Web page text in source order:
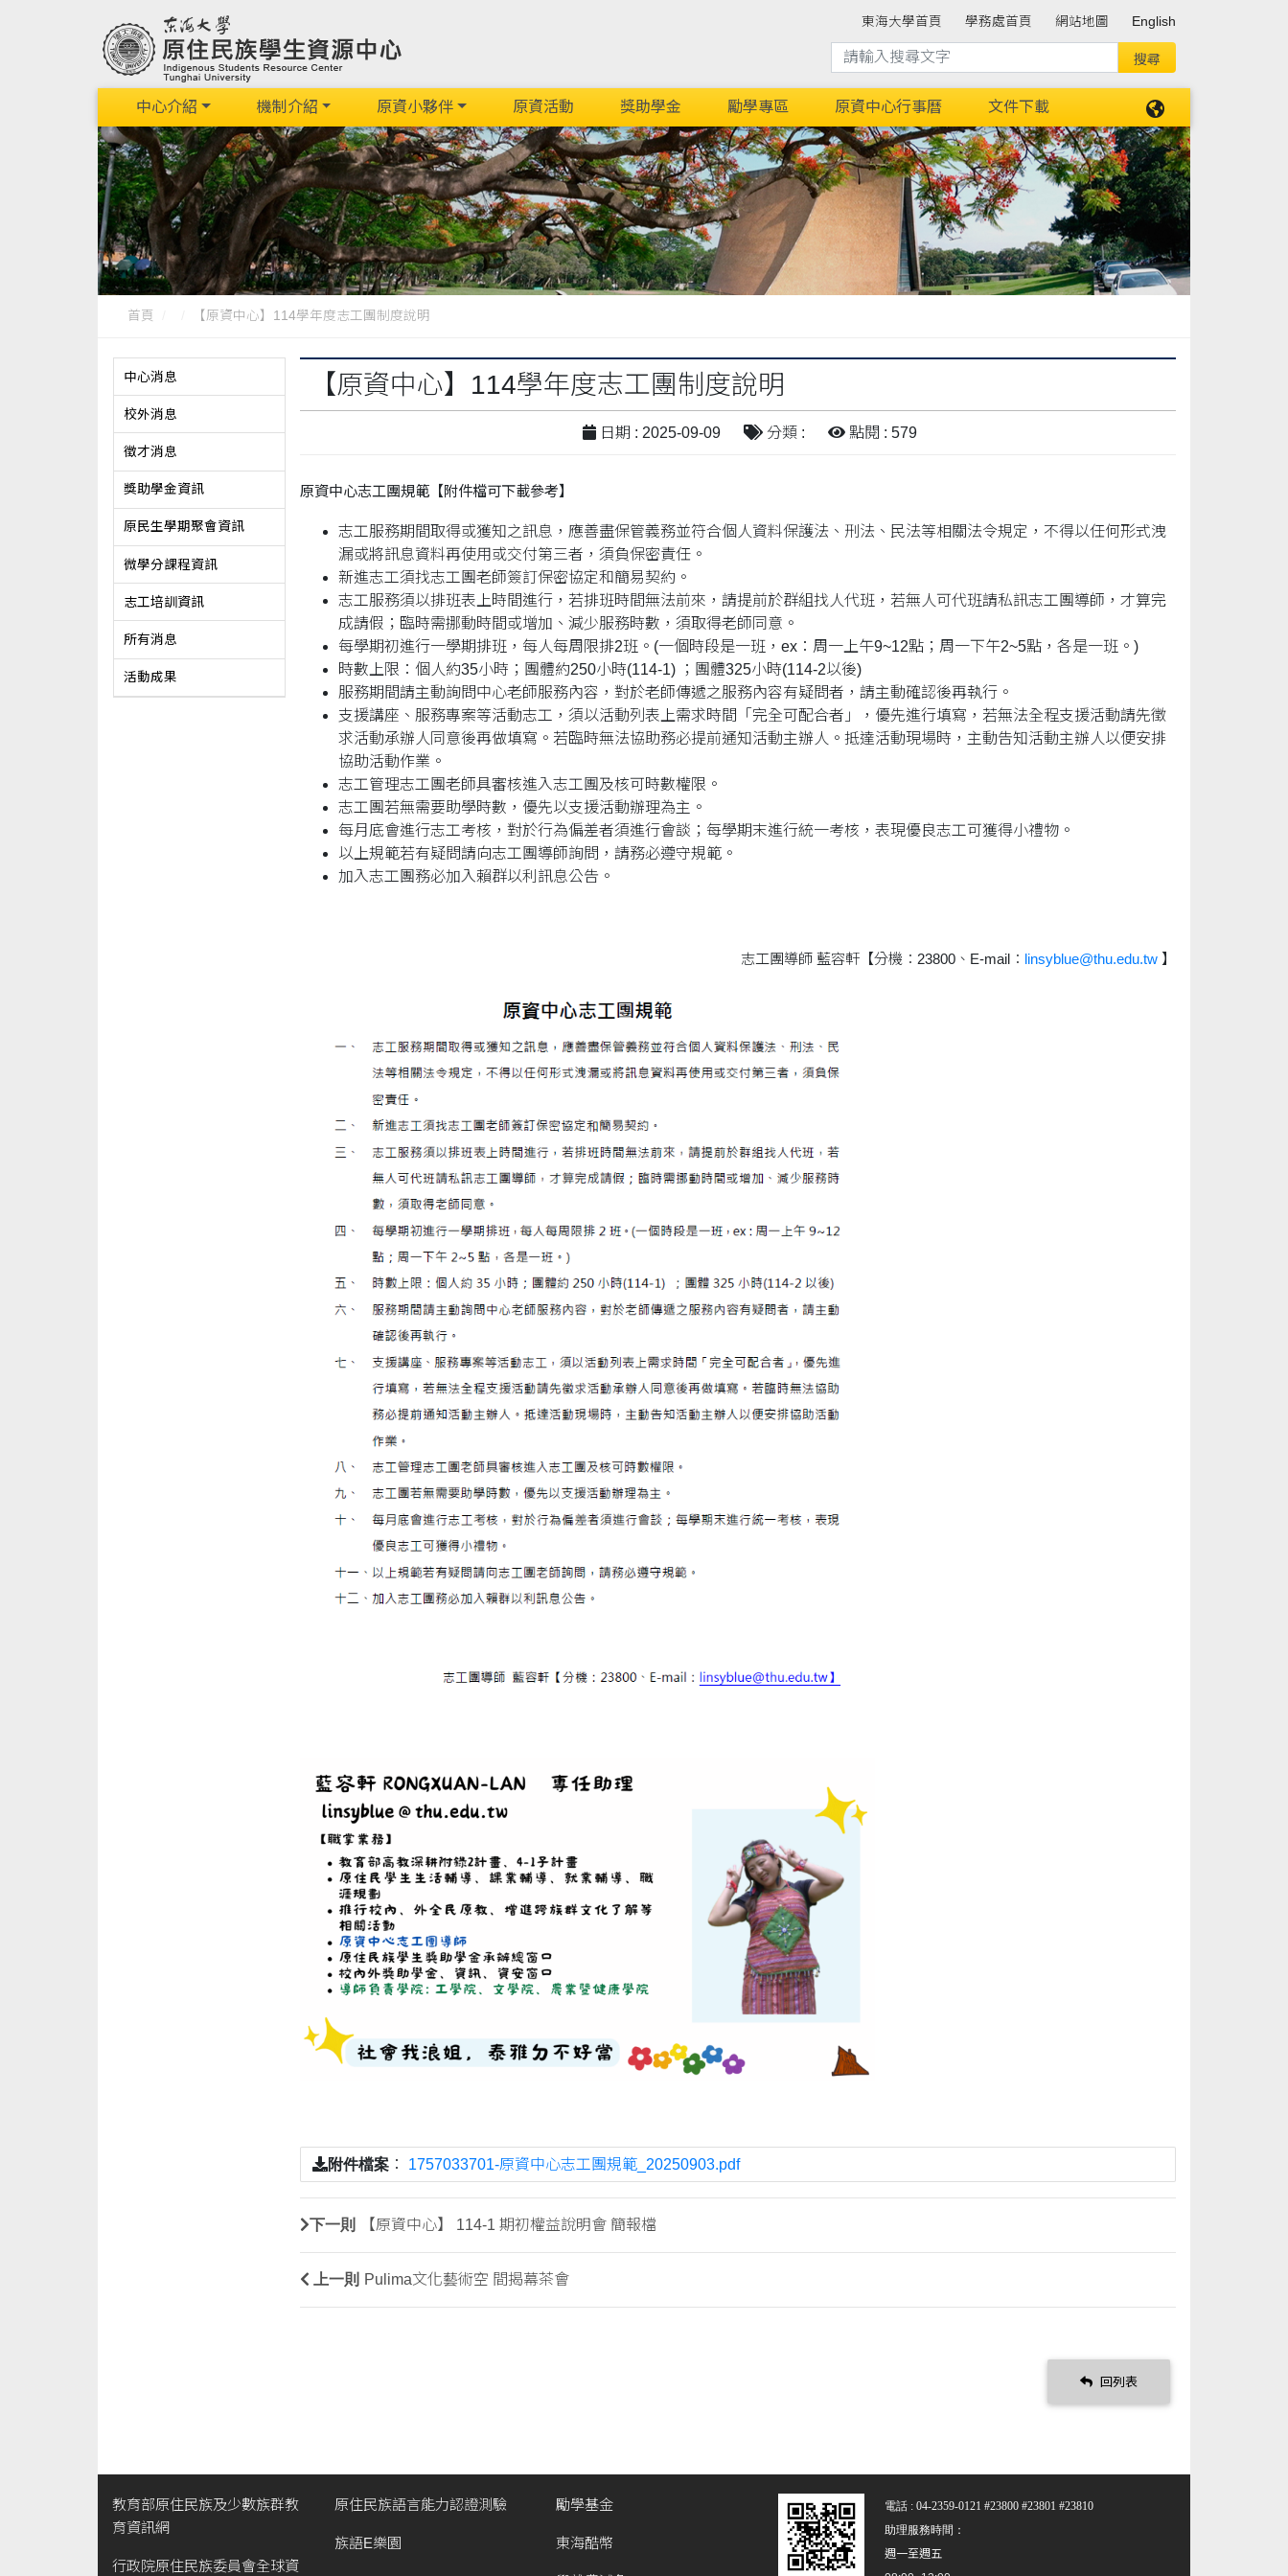
東海大學首頁 學務處首頁 網站地圖 English
中心介紹 機制介紹 原資小夥伴 原資活動 獎助學金 勵學專區 原資中心行事曆 文件下載
首頁 【原資中心】114學年度志工團制度說明
中心消息
校外消息
徵才消息
獎助學金資訊
原民生學期聚會資訊
微學分課程資訊
志工培訓資訊
所有消息
活動成果
【原資中心】114學年度志工團制度說明
日期 : 2025-09-09 分類 : 點閱 : 579
原資中心志工團規範【附件檔可下載參考】
志工服務期間取得或獲知之訊息，應善盡保管義務並符合個人資料保護法、刑法、民法等相關法令規定，不得以任何形式洩
漏或將訊息資料再使用或交付第三者，須負保密責任。
新進志工須找志工團老師簽訂保密協定和簡易契約。
志工服務須以排班表上時間進行，若排班時間無法前來，請提前於群組找人代班，若無人可代班請私訊志工團導師，才算完
成請假；臨時需挪動時間或增加、減少服務時數，須取得老師同意。
每學期初進行一學期排班，每人每周限排2班。(一個時段是一班，ex：周一上午9~12點；周一下午2~5點，各是一班。)
時數上限：個人約35小時；團體約250小時(114-1) ；團體325小時(114-2以後)
服務期間請主動詢問中心老師服務內容，對於老師傳遞之服務內容有疑問者，請主動確認後再執行。
支援講座、服務專案等活動志工，須以活動列表上需求時間「完全可配合者」，優先進行填寫，若無法全程支援活動請先徵
求活動承辦人同意後再做填寫。若臨時無法協助務必提前通知活動主辦人。抵達活動現場時，主動告知活動主辦人以便安排
協助活動作業。
志工管理志工團老師具審核進入志工團及核可時數權限。
志工團若無需要助學時數，優先以支援活動辦理為主。
每月底會進行志工考核，對於行為偏差者須進行會談；每學期末進行統一考核，表現優良志工可獲得小禮物。
以上規範若有疑問請向志工團導師詢問，請務必遵守規範。
加入志工團務必加入賴群以利訊息公告。
志工團導師 藍容軒【分機：23800、E-mail： linsyblue@thu.edu.tw 】
附件檔案 ： 1757033701-原資中心志工團規範_20250903.pdf
下一則 【原資中心】 114-1 期初權益說明會 簡報檔
上一則 Pulima文化藝術空 間揭幕茶會
回列表
教育部原住民族及少數族群教
育資訊網
行政院原住民族委員會全球資
原住民族語言能力認證測驗
族語E樂園
勵學基金
東海酷幣
電話 : 04-2359-0121 #23800 #23801 #23810
助理服務時間：
週一至週五